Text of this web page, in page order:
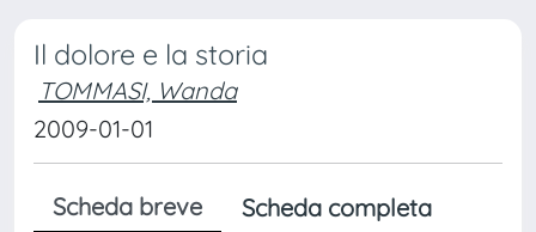
Il dolore e la storia
TOMMASI, Wanda
2009-01-01
Scheda breve
Scheda completa